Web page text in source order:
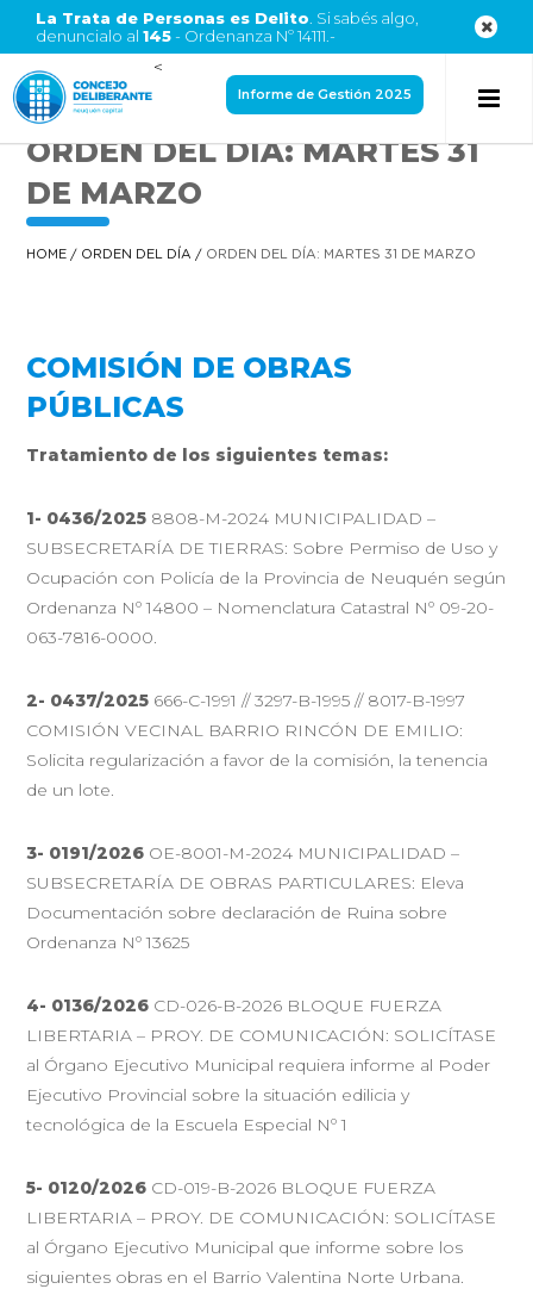
La Trata de Personas es Delito . Si sabés algo,
denuncialo al 145- Ordenanza Nº 14111.-
<
Informe de Gestión 2025
ORDEN DEL DÍA: MARTES 31
DE MARZO
HOME / ORDEN DEL DÍA / ORDEN DEL DÍA: MARTES 31 DE MARZO
COMISIÓN DE OBRAS
PÚBLICAS
Tratamiento de los siguientes temas:
1- 0436/2025 8808-M-2024 MUNICIPALIDAD –
SUBSECRETARÍA DE TIERRAS: Sobre Permiso de Uso y
Ocupación con Policía de la Provincia de Neuquén según
Ordenanza Nº 14800 – Nomenclatura Catastral Nº 09-20-
063-7816-0000.
2- 0437/2025 666-C-1991 // 3297-B-1995 // 8017-B-1997
COMISIÓN VECINAL BARRIO RINCÓN DE EMILIO:
Solicita regularización a favor de la comisión, la tenencia
de un lote.
3- 0191/2026 OE-8001-M-2024 MUNICIPALIDAD –
SUBSECRETARÍA DE OBRAS PARTICULARES: Eleva
Documentación sobre declaración de Ruina sobre
Ordenanza Nº 13625
4- 0136/2026 CD-026-B-2026 BLOQUE FUERZA
LIBERTARIA – PROY. DE COMUNICACIÓN: SOLICÍTASE
al Órgano Ejecutivo Municipal requiera informe al Poder
Ejecutivo Provincial sobre la situación edilicia y
tecnológica de la Escuela Especial Nº 1
5- 0120/2026 CD-019-B-2026 BLOQUE FUERZA
LIBERTARIA – PROY. DE COMUNICACIÓN: SOLICÍTASE
al Órgano Ejecutivo Municipal que informe sobre los
siguientes obras en el Barrio Valentina Norte Urbana.